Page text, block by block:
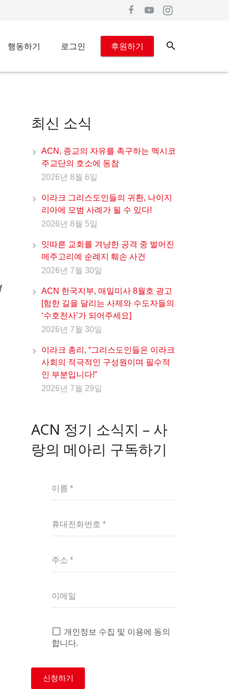
행동하기 로그인 후원하기
최신 소식
ACN, 종교의 자유를 촉구하는 멕시코
주교단의 호소에 동참
2026년 8월 6일
이라크 그리스도인들의 귀환, 나이지
리아에 모범 사례가 될 수 있다!
2026년 8월 5일
잇따른 교회를 겨냥한 공격 중 벌어진
메주고리예 순례지 훼손 사건
2026년 7월 30일
ACN 한국지부, 매일미사 8월호 광고
[험한 길을 달리는 사제와 수도자들의
‘수호천사’가 되어주세요]
2026년 7월 30일
이라크 총리, “그리스도인들은 이라크
사회의 적극적인 구성원이며 필수적
인 부분입니다!”
2026년 7월 29일
ACN 정기 소식지 – 사
랑의 메아리 구독하기
이름 *
휴대전화번호 *
주소 *
이메일
개인정보 수집 및 이용에 동의
합니다.